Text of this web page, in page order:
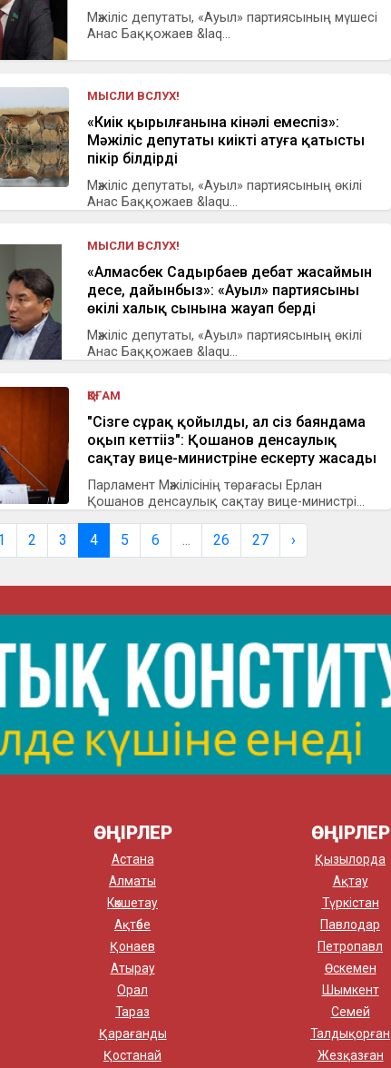
Мәжіліс депутаты, «Ауыл» партиясының мүшесі
Анас Баққожаев &laq...
МЫСЛИ ВСЛУХ!
«Киік қырылғанына кінәлі емеспіз»:
Мәжіліс депутаты киікті атуға қатысты
пікір білдірді
Мәжіліс депутаты, «Ауыл» партиясының өкілі
Анас Баққожаев &laqu...
МЫСЛИ ВСЛУХ!
«Алмасбек Садырбаев дебат жасаймын
десе, дайынбыз»: «Ауыл» партиясының
өкілі халық сынына жауап берді
Мәжіліс депутаты, «Ауыл» партиясының өкілі
Анас Баққожаев &laqu...
ҚОҒАМ
"Сізге сұрақ қойылды, ал сіз баяндама
оқып кеттіңіз": Қошанов денсаулық
сақтау вице-министріне ескерту жасады
Парламент Мәжілісінің төрағасы Ерлан
Қошанов денсаулық сақтау вице-министрі...
2 3 4 5 6 ... 26 27 ›
ӨҢІРЛЕР
Астана
Алматы
Көкшетау
Ақтөбе
Қонаев
Атырау
Орал
Тараз
Қарағанды
Қостанай
ӨҢІРЛЕР
Қызылорда
Ақтау
Түркістан
Павлодар
Петропавл
Өскемен
Шымкент
Семей
Талдықорған
Жезқазған